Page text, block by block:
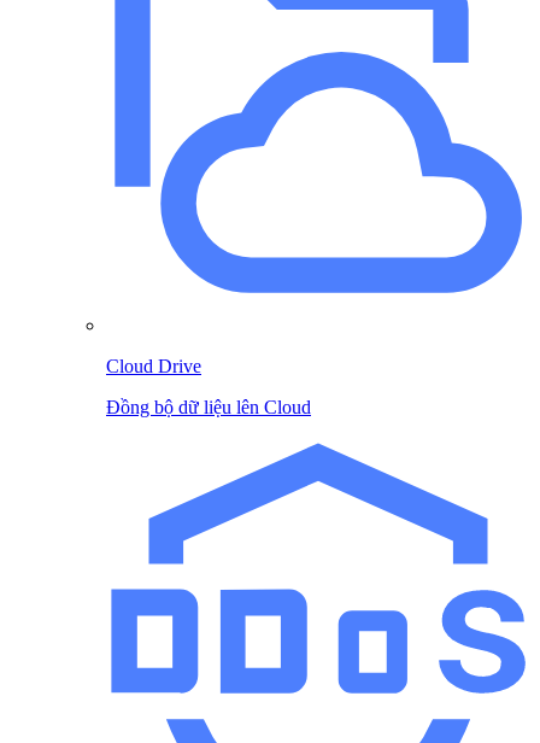
Cloud Drive
Đồng bộ dữ liệu lên Cloud